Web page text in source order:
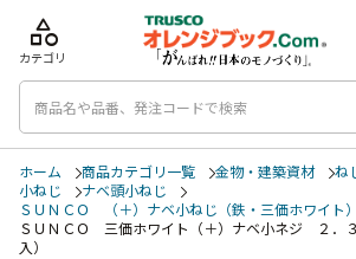
category
カテゴリ
ホーム 商品カテゴリ一覧 金物・建築資材
ね
小ねじ
ナベ頭小ねじ
ＳＵＮＣＯ （＋）ナベ小ねじ（鉄・三価ホワイト）
ＳＵＮＣＯ 三価ホワイト（＋）ナベ小ネジ ２．
入）